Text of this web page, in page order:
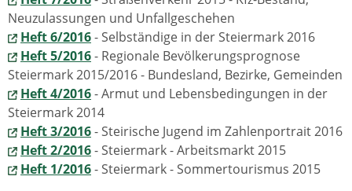
Neuzulassungen und Unfallgeschehen
Heft 6/2016- Selbständige in der Steiermark 2016
Heft 5/2016- Regionale Bevölkerungsprognose
Steiermark 2015/2016 - Bundesland, Bezirke, Gemeinden
Heft 4/2016- Armut und Lebensbedingungen in der
Steiermark 2014
Heft 3/2016- Steirische Jugend im Zahlenportrait 2016
Heft 2/2016- Steiermark - Arbeitsmarkt 2015
Heft 1/2016- Steiermark - Sommertourismus 2015